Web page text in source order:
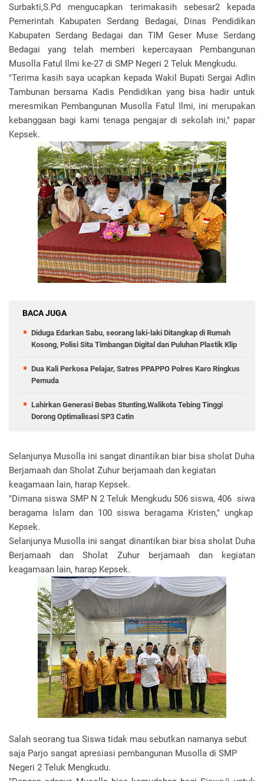
Surbakti,S.Pd mengucapkan terimakasih sebesar2 kepada
Pemerintah Kabupaten Serdang Bedagai, Dinas Pendidikan
Kabupaten Serdang Bedagai dan TIM Geser Muse Serdang
Bedagai yang telah memberi kepercayaan Pembangunan
Musolla Fatul Ilmi ke-27 di SMP Negeri 2 Teluk Mengkudu.
"Terima kasih saya ucapkan kepada Wakil Bupati Sergai Adlin
Tambunan bersama Kadis Pendidikan yang bisa hadir untuk
meresmikan Pembangunan Musolla Fatul Ilmi, ini merupakan
kebanggaan bagi kami tenaga pengajar di sekolah ini," papar
Kepsek.
BACA JUGA
Diduga Edarkan Sabu, seorang laki-laki Ditangkap di Rumah
Kosong, Polisi Sita Timbangan Digital dan Puluhan Plastik Klip
Dua Kali Perkosa Pelajar, Satres PPAPPO Polres Karo Ringkus
Pemuda
Lahirkan Generasi Bebas Stunting,Walikota Tebing Tinggi
Dorong Optimalisasi SP3 Catin
Selanjunya Musolla ini sangat dinantikan biar bisa sholat Duha
Berjamaah dan Sholat Zuhur berjamaah dan kegiatan
keagamaan lain, harap Kepsek.
"Dimana siswa SMP N 2 Teluk Mengkudu 506 siswa, 406 siwa
beragama Islam dan 100 siswa beragama Kristen," ungkap
Kepsek.
Selanjunya Musolla ini sangat dinantikan biar bisa sholat Duha
Berjamaah dan Sholat Zuhur berjamaah dan kegiatan
keagamaan lain, harap Kepsek.
Salah seorang tua Siswa tidak mau sebutkan namanya sebut
saja Parjo sangat apresiasi pembangunan Musolla di SMP
Negeri 2 Teluk Mengkudu.